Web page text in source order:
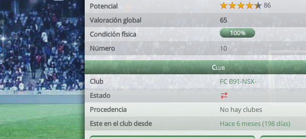
Potencial
86
Valoración global
65
Condición física
100%
Número 10
Club
Club
FC B91-NSX-
Estado
Procedencia
No hay clubes
Este en el club desde
Hace 6 meses (198 días)